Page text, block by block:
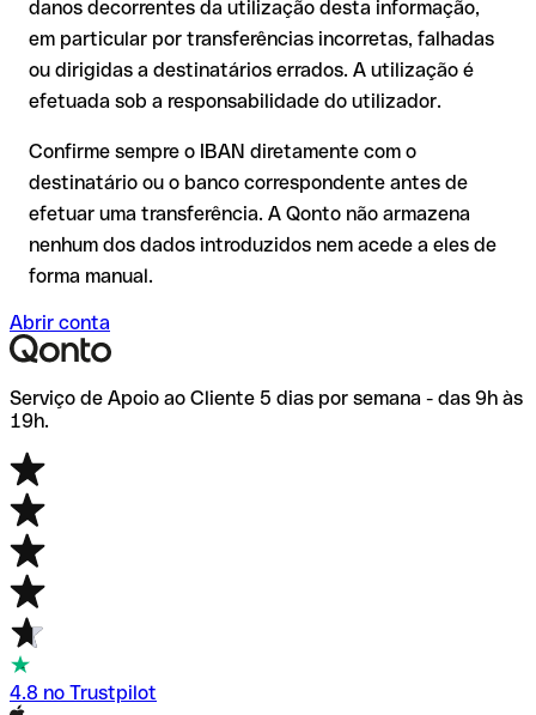
através de uma transferência de teste.
comissões adicionais.
Recomendação
: verifique cada IBAN antes de efetuar uma
transferência com o nosso IBAN Checker gratuito e, em caso
de dúvida, confirme-o diretamente com o destinatário. Esta
precaução é especialmente importante com montantes
elevados ou em novas relações comerciais.
danos decorrentes da utilização desta informação,
em particular por transferências incorretas, falhadas
ou dirigidas a destinatários errados. A utilização é
efetuada sob a responsabilidade do utilizador.
Confirme sempre o IBAN diretamente com o
destinatário ou o banco correspondente antes de
efetuar uma transferência. A Qonto não armazena
nenhum dos dados introduzidos nem acede a eles de
forma manual.
Abrir conta
Serviço de Apoio ao Cliente 5 dias por semana - das 9h às
19h.
4.8 no Trustpilot